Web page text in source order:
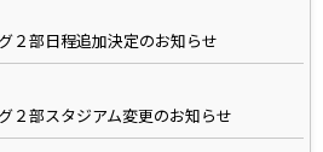
２部日程追加決定のお知らせ
２部スタジアム変更のお知らせ